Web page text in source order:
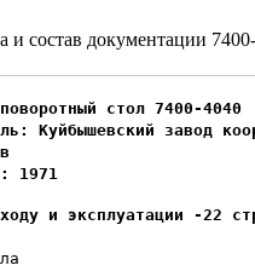
и состав документации
стол 7400-4040
Куйбышевский завод
1971
и эксплуатации -22